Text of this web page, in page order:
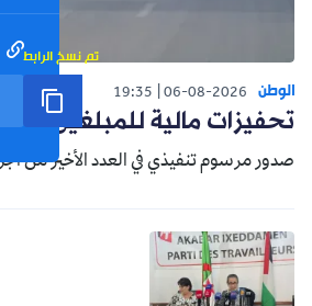
تم نسخ الرابط
الوطن 06-08-2026
19:35
تحفيزات مالية للمبلغين عن
صدور مرسوم تنفيذي في العدد الأخير من